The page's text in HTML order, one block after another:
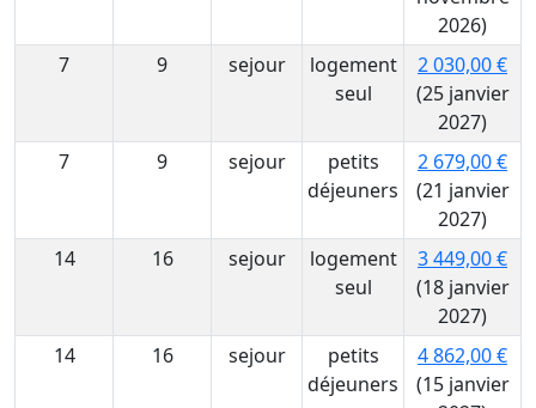
2026)
7
9 sejour
logement
seul
2 030,00 €
(25 janvier
2027)
7
9 sejour
petits
déjeuners
2 679,00 €
(21 janvier
2027)
14
16 sejour
logement
seul
3 449,00 €
(18 janvier
2027)
14
16 sejour
petits
déjeuners
4 862,00 €
(15 janvier